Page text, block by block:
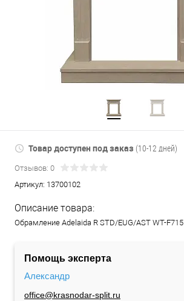
Товар доступен под заказ (10-12 дней)
Отзывов: 0
Артикул: 13700102
Описание товара:
Обрамление Adelaida R STD/EUG/AST WT-F715
Помощь эксперта
Александр
office@krasnodar-split.ru